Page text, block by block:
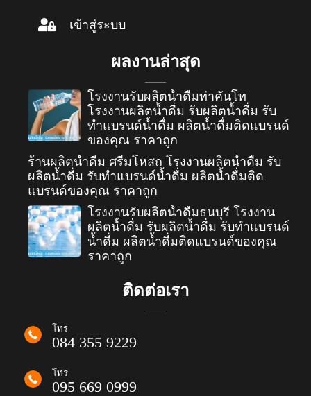
เข้าสู่ระบบ
ผลงานล่าสุด
โรงงานรับผลิตน้ำดื่มท่าคันโท
โรงงานผลิตน้ำดื่ม รับผลิตน้ำดื่ม รับ
ทำแบรนด์น้ำดื่ม ผลิตน้ำดื่มติดแบรนด์
ของคุณ ราคาถูก
ร้านผลิตน้ำดื่ม ศรีมโหสถ โรงงานผลิตน้ำดื่ม รับ
ผลิตน้ำดื่ม รับทำแบรนด์น้ำดื่ม ผลิตน้ำดื่มติด
แบรนด์ของคุณ ราคาถูก
โรงงานรับผลิตน้ำดื่มธนบุรี โรงงาน
ผลิตน้ำดื่ม รับผลิตน้ำดื่ม รับทำแบรนด์
น้ำดื่ม ผลิตน้ำดื่มติดแบรนด์ของคุณ
ราคาถูก
ติดต่อเรา
โทร
084 355 9229
โทร
095 669 0999